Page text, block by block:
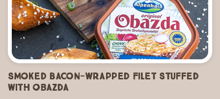
Smoked Bacon-Wrapped Filet Stuffed
with Obazda